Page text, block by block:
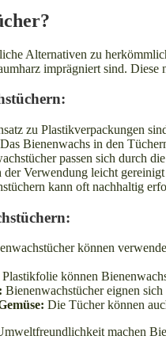
Alternativen zu
imprägniert sind.
zu Plastikverpackungen
Das Bienenwachs in den
passen sich durch
Verwendung leicht
kann oft nachhaltig
können
Plastikfolie können
Bienenwachstücher eignen
Die Tücher können
machen